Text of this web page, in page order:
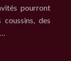
pourront
des